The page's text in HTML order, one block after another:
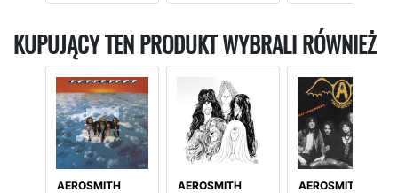
KUPUJĄCY TEN PRODUKT WYBRALI RÓWNIEŻ
AEROSMITH
AEROSMITH
AEROSMITH